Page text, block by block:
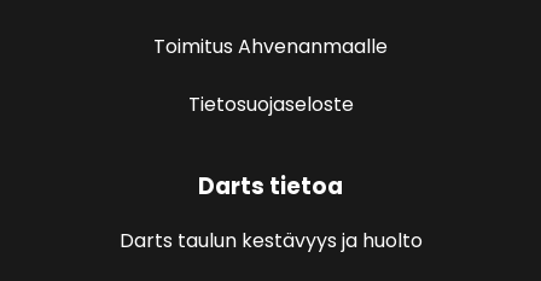
Toimitus Ahvenanmaalle
Tietosuojaseloste
Darts tietoa
Darts taulun kestävyys ja huolto